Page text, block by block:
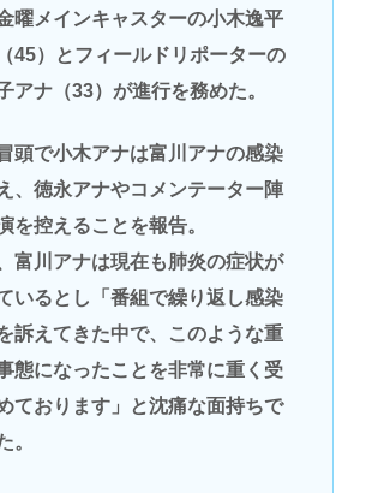
曜メインキャスターの小木逸平
45）とフィールドリポーターの
アナ（33）が進行を務めた。
頭で小木アナは富川アナの感染
、徳永アナやコメンテーター陣
を控えることを報告。
富川アナは現在も肺炎の症状が
いるとし「番組で繰り返し感染
訴えてきた中で、このような重
態になったことを非常に重く受
ております」と沈痛な面持ちで
。